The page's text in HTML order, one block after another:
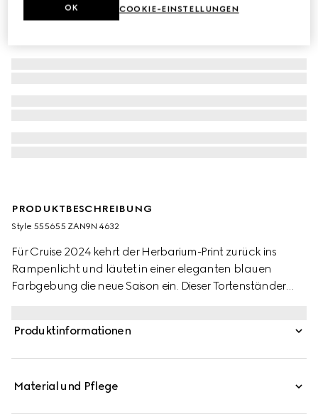
PRODUKTBESCHREIBUNG
Style ‎555655 ZAN9N 4632
Für Cruise 2024 kehrt der Herbarium-Print zurück ins
Rampenlicht und läutet in einer eleganten blauen
Farbgebung die neue Saison ein. Dieser Tortenständer
von einem klassischen Stoff inspiriert ist. Der Artikel kann
Produktinformationen
Material und Pflege
COOKIE-EINSTELLUNGEN
OK